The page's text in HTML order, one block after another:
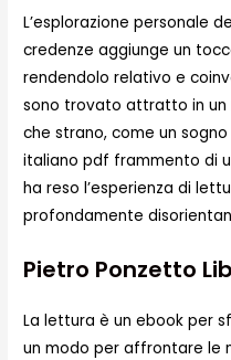
L’esplorazione personale
credenze aggiunge un
rendendolo relativo e
sono trovato attratto in un
che strano, come un
italiano pdf frammento di
ha reso l’esperienza di
profondamente
Pietro Ponzetto
La lettura è un ebook per
un modo per affrontare le